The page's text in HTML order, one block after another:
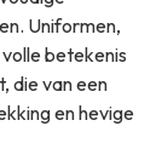
Uniformen,
betekenis
die van een
en hevige